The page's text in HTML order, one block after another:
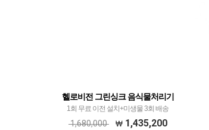
헬로비전 그린싱크 음식물처리기
1회 무료 이전 설치+미생물 3회 배송
1,680,000 1,435,200